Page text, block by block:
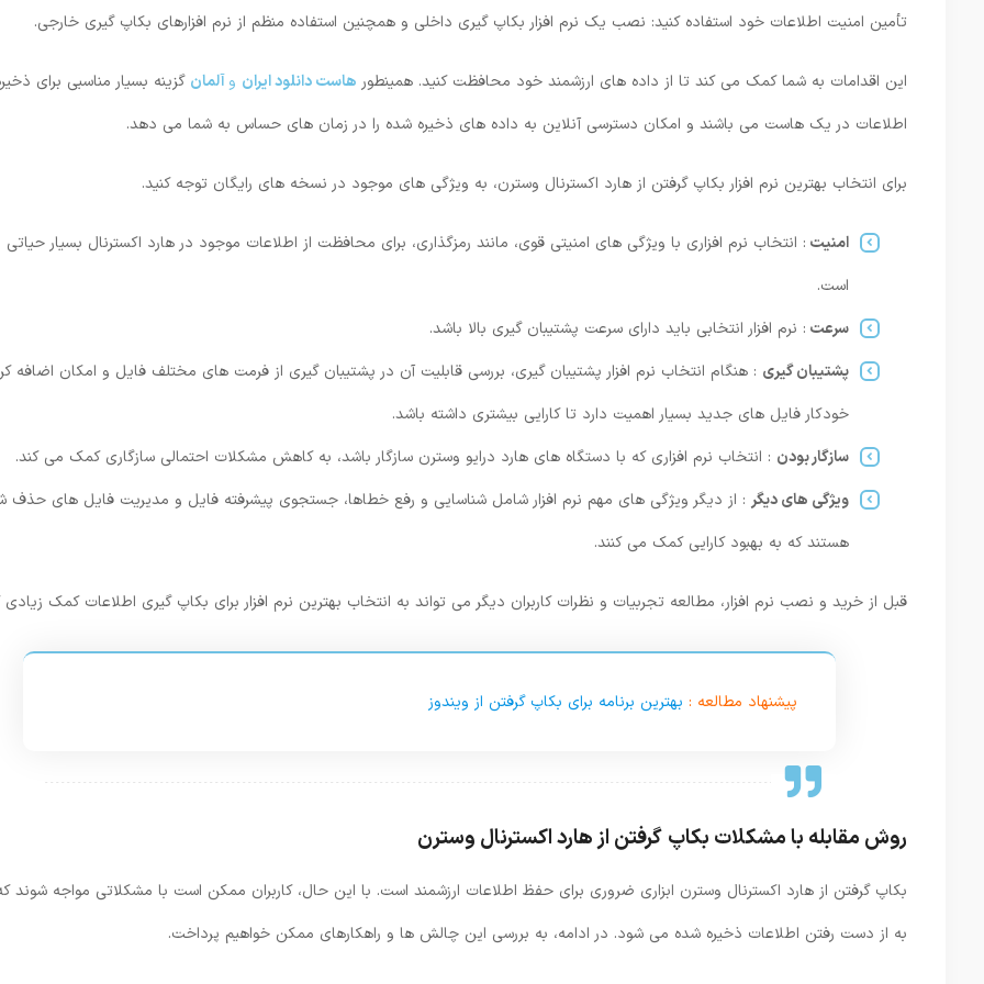
تأمین امنیت اطلاعات خود استفاده کنید: نصب یک نرم ‌افزار بکاپ ‌گیری داخلی و همچنین استفاده منظم از نرم‌ افزارهای بکاپ‌ گیری خارجی.
این اقدامات به شما کمک می‌ کند تا از داده ‌های ارزشمند خود محافظت کنید. همینطور هاست دانلود ایران وآلمان گزینه بسیار مناسبی برای
اطلاعات در یک هاست می باشند و امکان دسترسی آنلاین به داده های ذخیره شده را در زمان های حساس به شما می دهد.
برای انتخاب بهترین نرم ‌افزار بکاپ گرفتن از هارد اکسترنال وسترن، به ویژگی ‌های موجود در نسخه ‌های رایگان توجه کنید.
امنیت : انتخاب نرم‌ افزاری با ویژگی ‌های امنیتی قوی، مانند رمزگذاری، برای محافظت از اطلاعات موجود در هارد اکسترنال بسیار حیاتی
است.
سرعت : نرم ‌افزار انتخابی باید دارای سرعت پشتیبان‌ گیری بالا باشد.
پشتیبان گیری : هنگام انتخاب نرم ‌افزار پشتیبان‌ گیری، بررسی قابلیت آن در پشتیبان‌ گیری از فرمت‌ های مختلف فایل و امکان اضافه
خودکار فایل‌ های جدید بسیار اهمیت دارد تا کارایی بیشتری داشته باشد.
سازگار بودن : انتخاب نرم ‌افزاری که با دستگاه‌ های هارد درایو وسترن سازگار باشد، به کاهش مشکلات احتمالی سازگاری کمک می ‌کند.
ویژگی های دیگر : از دیگر ویژگی ‌های مهم نرم ‌افزار شامل شناسایی و رفع خطاها، جستجوی پیشرفته فایل و مدیریت فایل‌ های حذف
هستند که به بهبود کارایی کمک می‌ کنند.
قبل از خرید و نصب نرم ‌افزار، مطالعه تجربیات و نظرات کاربران دیگر می ‌تواند به انتخاب بهترین نرم ‌افزار برای بکاپ گیری اطلاعات کمک زیادی
پیشنهاد مطالعه : بهترین برنامه برای بکاپ گرفتن از ویندوز
روش مقابله با مشکلات بکاپ گرفتن از هارد اکسترنال وسترن
بکاپ گرفتن از هارد اکسترنال وسترن ابزاری ضروری برای حفظ اطلاعات ارزشمند است. با این حال، کاربران ممکن است با مشکلاتی مواجه شوند
به از دست رفتن اطلاعات ذخیره‌ شده می‌ شود. در ادامه، به بررسی این چالش ‌ها و راهکارهای ممکن خواهیم پرداخت.